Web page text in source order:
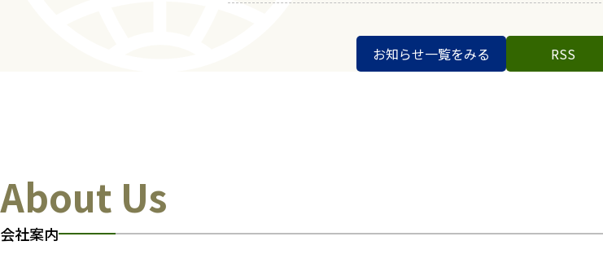
お知らせ一覧をみる RSS
About Us
会社案内